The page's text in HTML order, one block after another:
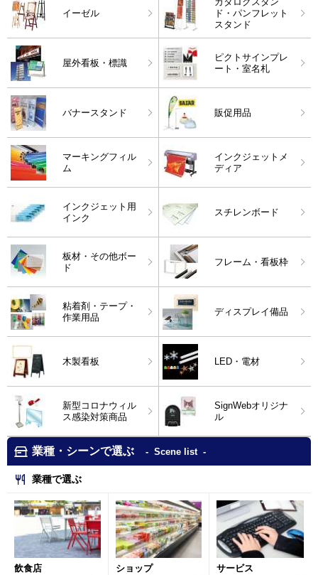
イーゼル
ド・パンフレット
スタンド
屋外看板・標識
ピクトサインプレ
ート・室名札
バナースタンド 販促用品
マーキングフィル
ム
インクジェットメ
ディア
インクジェット用
インク
スチレンボード
板材・その他ボー
ド
フレーム・看板枠
粘着剤・テープ・
作業用品
ディスプレイ備品
木製看板 LED・電材
新型コロナウィル
ス感染対策商品
SignWebオリジナ
ル
業種・シーンで選ぶ Scene list
業種で選ぶ
飲食店 ショップ サービス